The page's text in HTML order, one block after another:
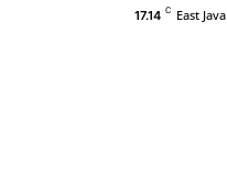
17.14 C East Java